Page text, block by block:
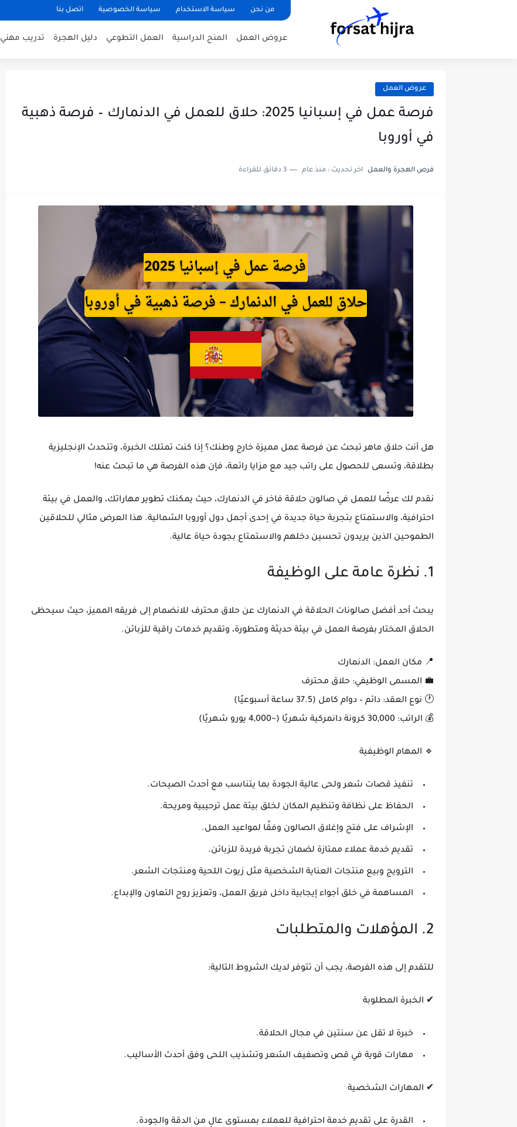
من نحن سياسة الاستخدام سياسة الخصوصية اتصل بنا
عروض العمل المنح الدراسية العمل التطوعي دليل الهجرة تدريب مهني
عروض العمل
فرصة عمل في إسبانيا 2025: حلاق للعمل في الدنمارك – فرصة ذهبية
في أوروبا
فرص الهجرة والعمل اخر تحديث : منذ عام 3 دقائق للقراءة
هل أنت حلاق ماهر تبحث عن فرصة عمل مميزة خارج وطنك؟ إذا كنت تمتلك الخبرة، وتتحدث الإنجليزية
بطلاقة، وتسعى للحصول على راتب جيد مع مزايا رائعة، فإن هذه الفرصة هي ما تبحث عنه!
نقدم لك عرضًا للعمل في صالون حلاقة فاخر في الدنمارك، حيث يمكنك تطوير مهاراتك، والعمل في بيئة
احترافية، والاستمتاع بتجربة حياة جديدة في إحدى أجمل دول أوروبا الشمالية. هذا العرض مثالي للحلاقين
الطموحين الذين يريدون تحسين دخلهم والاستمتاع بجودة حياة عالية.
1. نظرة عامة على الوظيفة
يبحث أحد أفضل صالونات الحلاقة في الدنمارك عن حلاق محترف للانضمام إلى فريقه المميز، حيث سيحظى
الحلاق المختار بفرصة العمل في بيئة حديثة ومتطورة، وتقديم خدمات راقية للزبائن.
📍 مكان العمل: الدنمارك
💼 المسمى الوظيفي: حلاق محترف
🕐 نوع العقد: دائم – دوام كامل (37.5 ساعة أسبوعيًا)
💰 الراتب: 30,000 كرونة دانمركية شهريًا (~4,000 يورو شهريًا)
🔹 المهام الوظيفية
تنفيذ قصات شعر ولحى عالية الجودة بما يتناسب مع أحدث الصيحات.
الحفاظ على نظافة وتنظيم المكان لخلق بيئة عمل ترحيبية ومريحة.
الإشراف على فتح وإغلاق الصالون وفقًا لمواعيد العمل.
تقديم خدمة عملاء ممتازة لضمان تجربة فريدة للزبائن.
الترويج وبيع منتجات العناية الشخصية مثل زيوت اللحية ومنتجات الشعر.
المساهمة في خلق أجواء إيجابية داخل فريق العمل، وتعزيز روح التعاون والإبداع.
2. المؤهلات والمتطلبات
للتقدم إلى هذه الفرصة، يجب أن تتوفر لديك الشروط التالية:
✔ الخبرة المطلوبة
خبرة لا تقل عن سنتين في مجال الحلاقة.
مهارات قوية في قص وتصفيف الشعروتشذيب اللحى وفق أحدث الأساليب.
✔ المهارات الشخصية
القدرة على تقديم خدمة احترافية للعملاء بمستوى عالٍ من الدقة والجودة.